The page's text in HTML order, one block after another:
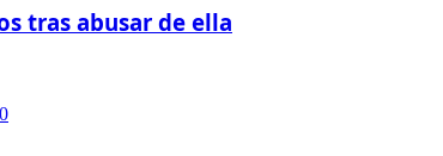
tras abusar de ella